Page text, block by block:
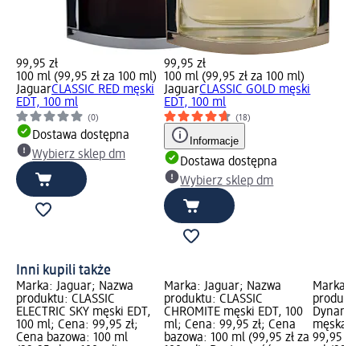
99,95 zł
100 ml (99,95 zł za 100 ml)
JaguarCLASSIC RED męski
EDT, 100 ml
(0)
Dostawa dostępna
Wybierz sklep dm
99,95 zł
100 ml (99,95 zł za 100 ml)
JaguarCLASSIC GOLD męski
EDT, 100 ml
(18)
Informacje
Dostawa dostępna
Wybierz sklep dm
Inni kupili także
Marka: Jaguar; Nazwa
produktu: CLASSIC
ELECTRIC SKY męski EDT,
100 ml; Cena: 99,95 zł;
Cena bazowa: 100 ml
Marka: Jaguar; Nazwa
produktu: CLASSIC
CHROMITE męski EDT, 100
ml; Cena: 99,95 zł; Cena
bazowa: 100 ml (99,95 zł za
Marka:
męska,
99,95